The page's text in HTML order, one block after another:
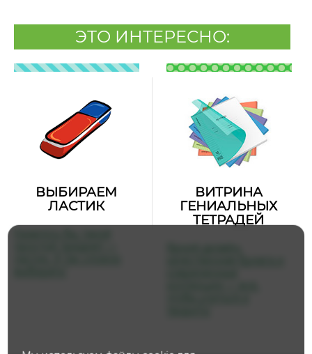
ЭТО ИНТЕРЕСНО:
ВЫБИРАЕМ
ЛАСТИК
ВИТРИНА
ГЕНИАЛЬНЫХ
ТЕТРАДЕЙ